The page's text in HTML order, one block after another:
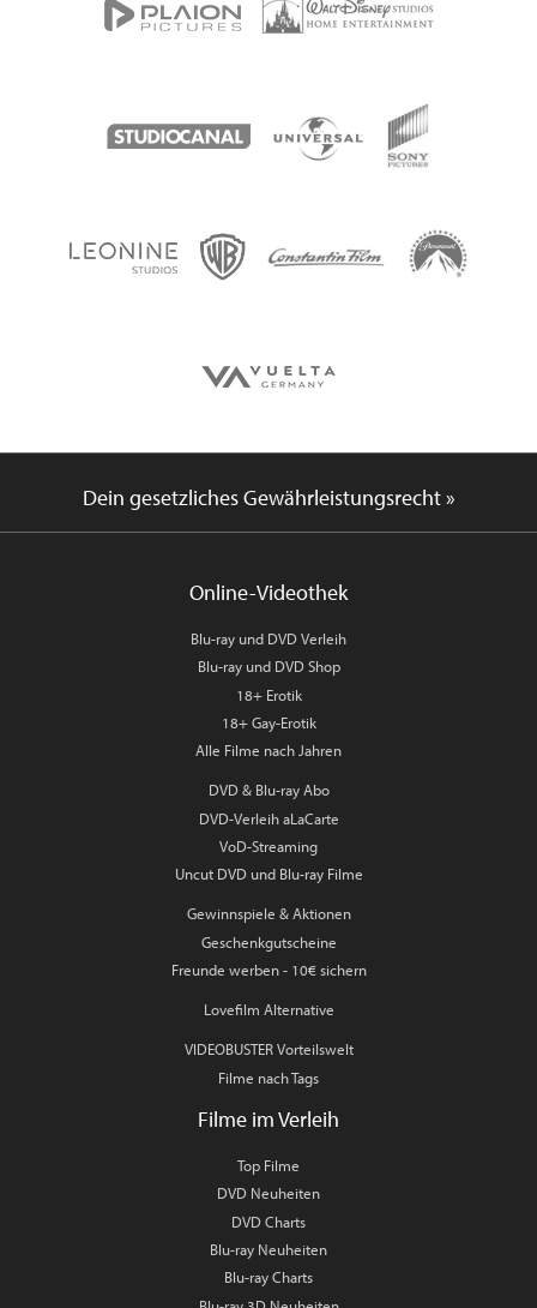
Dein gesetzliches Gewährleistungsrecht »
Online-Videothek
Blu-ray und DVD Verleih
Blu-ray und DVD Shop
18+ Erotik
18+ Gay-Erotik
Alle Filme nach Jahren
DVD & Blu-ray Abo
DVD-Verleih aLaCarte
VoD-Streaming
Uncut DVD und Blu-ray Filme
Gewinnspiele & Aktionen
Geschenkgutscheine
Freunde werben - 10€ sichern
Lovefilm Alternative
VIDEOBUSTER Vorteilswelt
Filme nach Tags
Filme im Verleih
Top Filme
DVD Neuheiten
DVD Charts
Blu-ray Neuheiten
Blu-ray Charts